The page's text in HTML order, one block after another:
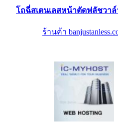
โถฉี่สเตนเลสหน้าตัดฟลัชวาล์
ร้านค้า